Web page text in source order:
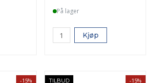
På lager
Kjøp
-15% TILBUD -15%